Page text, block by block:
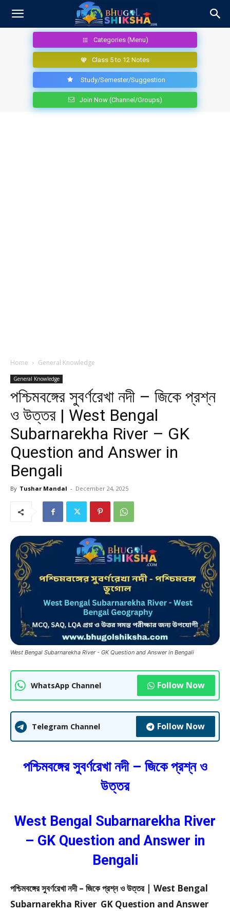
Categories (Menu)
Class 5 to 12 Notes
Study/Semester/Suggestion
Join Now (Channel/Groups)
Home General Knowledge
General Knowledge
পশ্চিমবঙ্গের সুবর্ণরেখা নদী – জিকে প্রশ্ন
ও উত্তর | West Bengal
Subarnarekha River – GK
Question and Answer in
Bengali
By Tushar Mandal - December 24, 2025
West Bengal Subarnarekha River - GK Question and Answer in Bengali
WhatsApp Channel Follow Now
Telegram Channel Follow Now
পশ্চিমবঙ্গের সুবর্ণরেখা নদী – জিকে প্রশ্ন ও
উত্তর
West Bengal Subarnarekha River
– GK Question and Answer in
Bengali
পশ্চিমবঙ্গের সুবর্ণরেখা নদী – জিকে প্রশ্ন ও উত্তর | West Bengal
Subarnarekha River GK Question and Answer